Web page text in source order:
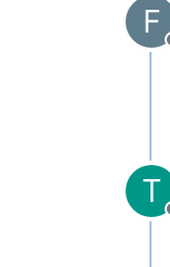
F
T